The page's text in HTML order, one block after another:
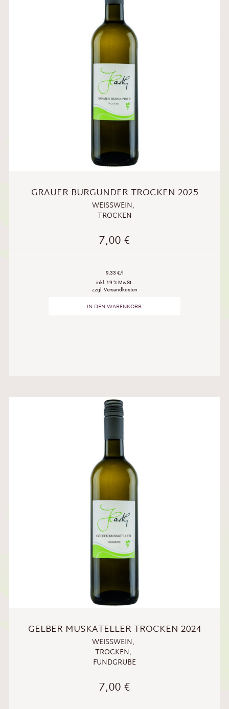
GRAUER BURGUNDER TROCKEN 2025
WEISSWEIN ,
TROCKEN
7,00€
9,33 €/l
inkl. 19 % MwSt.
zzgl. Versandkosten
IN DEN WARENKORB
GELBER MUSKATELLER TROCKEN 2024
WEISSWEIN ,
TROCKEN,
FUNDGRUBE
7,00€